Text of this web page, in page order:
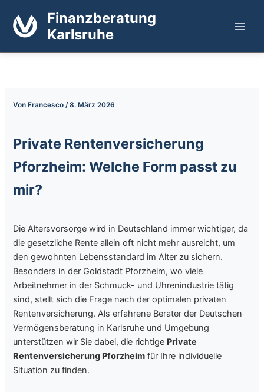
Inhalt
springen
Finanzberatung
Karlsruhe
Von Francesco/8. März 2026
Private Rentenversicherung
Pforzheim: Welche Form passt zu
mir?
Die Altersvorsorge wird in Deutschland immer wichtiger, da
die gesetzliche Rente allein oft nicht mehr ausreicht, um
den gewohnten Lebensstandard im Alter zu sichern.
Besonders in der Goldstadt Pforzheim, wo viele
Arbeitnehmer in der Schmuck- und Uhrenindustrie tätig
sind, stellt sich die Frage nach der optimalen privaten
Rentenversicherung. Als erfahrene Berater der Deutschen
Vermögensberatung in Karlsruhe und Umgebung
unterstützen wir Sie dabei, die richtige Private
Rentenversicherung Pforzheim für Ihre individuelle
Situation zu finden.